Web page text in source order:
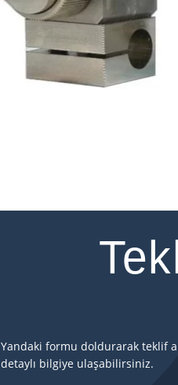
Yandaki formu doldurarak teklif
detaylı bilgiye ulaşabilirsiniz.